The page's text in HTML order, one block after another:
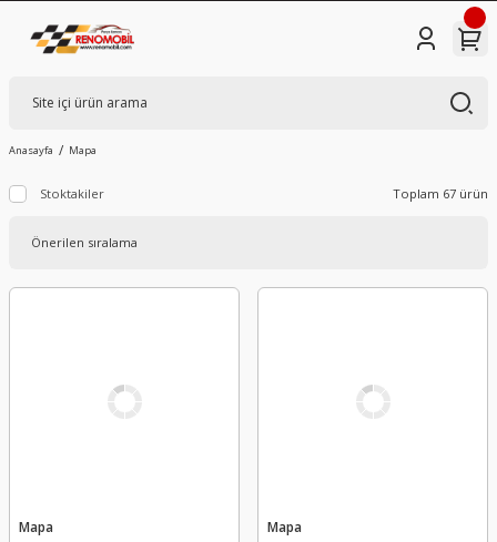
Anasayfa Mapa
Stoktakiler Toplam 67 ürün
Mapa Mapa